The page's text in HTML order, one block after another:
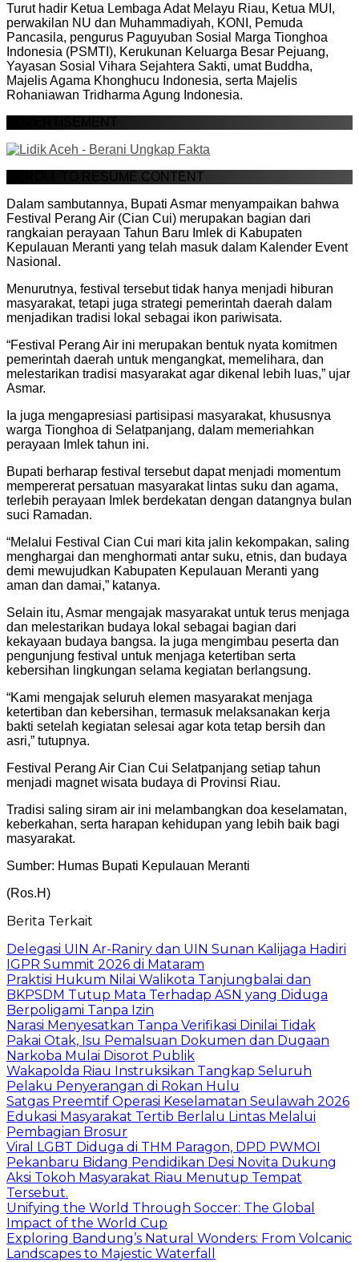
Turut hadir Ketua Lembaga Adat Melayu Riau, Ketua MUI,
perwakilan NU dan Muhammadiyah, KONI, Pemuda
Pancasila, pengurus Paguyuban Sosial Marga Tionghoa
Indonesia (PSMTI), Kerukunan Keluarga Besar Pejuang,
Yayasan Sosial Vihara Sejahtera Sakti, umat Buddha,
Majelis Agama Khonghucu Indonesia, serta Majelis
Rohaniawan Tridharma Agung Indonesia.
ADVERTISEMENT
SCROLL TO RESUME CONTENT
Dalam sambutannya, Bupati Asmar menyampaikan bahwa
Festival Perang Air (Cian Cui) merupakan bagian dari
rangkaian perayaan Tahun Baru Imlek di Kabupaten
Kepulauan Meranti yang telah masuk dalam Kalender Event
Nasional.
Menurutnya, festival tersebut tidak hanya menjadi hiburan
masyarakat, tetapi juga strategi pemerintah daerah dalam
menjadikan tradisi lokal sebagai ikon pariwisata.
“Festival Perang Air ini merupakan bentuk nyata komitmen
pemerintah daerah untuk mengangkat, memelihara, dan
melestarikan tradisi masyarakat agar dikenal lebih luas,” ujar
Asmar.
Ia juga mengapresiasi partisipasi masyarakat, khususnya
warga Tionghoa di Selatpanjang, dalam memeriahkan
perayaan Imlek tahun ini.
Bupati berharap festival tersebut dapat menjadi momentum
mempererat persatuan masyarakat lintas suku dan agama,
terlebih perayaan Imlek berdekatan dengan datangnya bulan
suci Ramadan.
“Melalui Festival Cian Cui mari kita jalin kekompakan, saling
menghargai dan menghormati antar suku, etnis, dan budaya
demi mewujudkan Kabupaten Kepulauan Meranti yang
aman dan damai,” katanya.
Selain itu, Asmar mengajak masyarakat untuk terus menjaga
dan melestarikan budaya lokal sebagai bagian dari
kekayaan budaya bangsa. Ia juga mengimbau peserta dan
pengunjung festival untuk menjaga ketertiban serta
kebersihan lingkungan selama kegiatan berlangsung.
“Kami mengajak seluruh elemen masyarakat menjaga
ketertiban dan kebersihan, termasuk melaksanakan kerja
bakti setelah kegiatan selesai agar kota tetap bersih dan
asri,” tutupnya.
Festival Perang Air Cian Cui Selatpanjang setiap tahun
menjadi magnet wisata budaya di Provinsi Riau.
Tradisi saling siram air ini melambangkan doa keselamatan,
keberkahan, serta harapan kehidupan yang lebih baik bagi
masyarakat.
Sumber: Humas Bupati Kepulauan Meranti
(Ros.H)
Berita Terkait
Delegasi UIN Ar-Raniry dan UIN Sunan Kalijaga Hadiri
IGPR Summit 2026 di Mataram
Praktisi Hukum Nilai Walikota Tanjungbalai dan
BKPSDM Tutup Mata Terhadap ASN yang Diduga
Berpoligami Tanpa Izin
Narasi Menyesatkan Tanpa Verifikasi Dinilai Tidak
Pakai Otak, Isu Pemalsuan Dokumen dan Dugaan
Narkoba Mulai Disorot Publik
Wakapolda Riau Instruksikan Tangkap Seluruh
Pelaku Penyerangan di Rokan Hulu
Satgas Preemtif Operasi Keselamatan Seulawah 2026
Edukasi Masyarakat Tertib Berlalu Lintas Melalui
Pembagian Brosur
Viral LGBT Diduga di THM Paragon, DPD PWMOI
Pekanbaru Bidang Pendidikan Desi Novita Dukung
Aksi Tokoh Masyarakat Riau Menutup Tempat
Tersebut.
Unifying the World Through Soccer: The Global
Impact of the World Cup
Exploring Bandung’s Natural Wonders: From Volcanic
Landscapes to Majestic Waterfall